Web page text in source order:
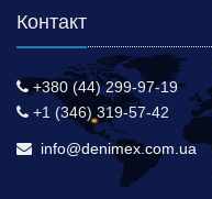
Контакт
+380 (44) 299-97-19
+1 (346) 319-57-42
info@denimex.com.ua